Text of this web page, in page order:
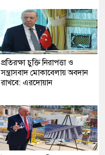
প্রতিরক্ষা চুক্তি নিরাপত্তা ও
সন্ত্রাসবাদ মোকাবেলায় অবদান
রাখবে: এরদোয়ান